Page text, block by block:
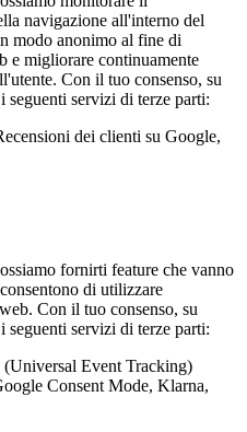
navigazione all'interno del
modo anonimo al fine di
e migliorare continuamente
Con il tuo consenso, su
servizi di terze parti:
dei clienti su Google,
fornirti feature che vanno
di utilizzare
Con il tuo consenso, su
servizi di terze parti:
Event Tracking)
Consent Mode, Klarna,